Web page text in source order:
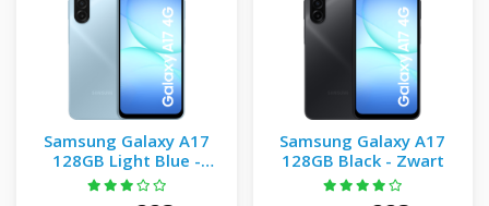
Samsung Galaxy A17
128GB Light Blue -
Blauw
Samsung Galaxy A17
128GB Black - Zwart